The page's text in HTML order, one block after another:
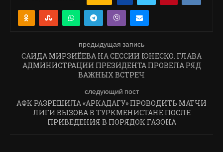
предыдущая запись
САИДА МИРЗИЁЕВА НА СЕССИИ ЮНЕСКО. ГЛАВА
АДМИНИСТРАЦИИ ПРЕЗИДЕНТА ПРОВЕЛА РЯД
ВАЖНЫХ ВСТРЕЧ
следующий пост
АФК РАЗРЕШИЛА «АРКАДАГУ» ПРОВОДИТЬ МАТЧИ
ЛИГИ ВЫЗОВА В ТУРКМЕНИСТАНЕ ПОСЛЕ
ПРИВЕДЕНИЯ В ПОРЯДОК ГАЗОНА